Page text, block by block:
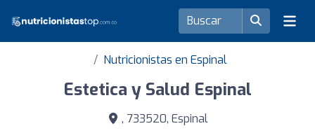
Nutricionistas en Espinal
Estetica y Salud Espinal
, 733520, Espinal